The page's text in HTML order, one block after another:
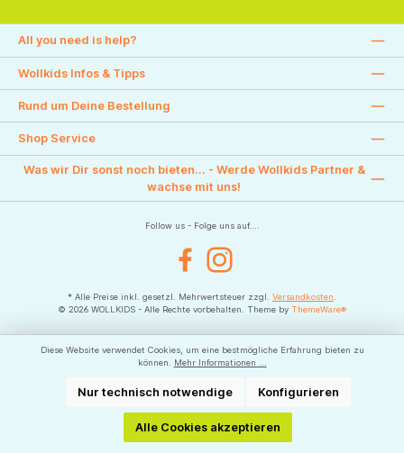
All you need is help?
Wollkids Infos & Tipps
Rund um Deine Bestellung
Shop Service
Was wir Dir sonst noch bieten... - Werde Wollkids Partner &
wachse mit uns!
Follow us - Folge uns auf....
FacebookInstagram
* Alle Preise inkl. gesetzl. Mehrwertsteuer zzgl. Versandkosten
© 2026 WOLLKIDS - Alle Rechte vorbehalten. Theme by ThemeWare®
Diese Website verwendet Cookies, um eine bestmögliche Erfahrung bieten zu
können.
Mehr Informationen ...
Nur technisch notwendige Konfigurieren
Alle Cookies akzeptieren